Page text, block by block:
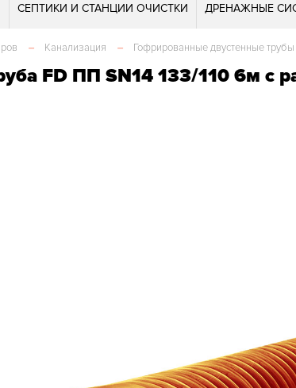
СЕПТИКИ И СТАНЦИИ ОЧИСТКИ ДРЕНАЖНЫЕ
– Канализация – Гофрированные двустенные трубы
FD ПП SN14 133/110 6м с